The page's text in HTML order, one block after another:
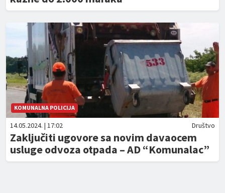
KOMUNALNA POLICIJA
14.05.2024. | 17:02 Društvo
Zaključiti ugovore sa novim davaocem
usluge odvoza otpada – AD “Komunalac”